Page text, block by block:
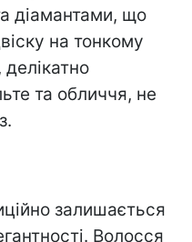
діамантами, що
на тонкому
та обличчя, не
залишається
Волосся